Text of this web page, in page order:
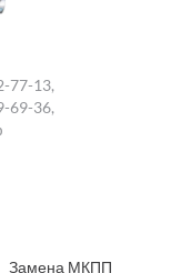
77-13,
69-36,
Замена МКПП